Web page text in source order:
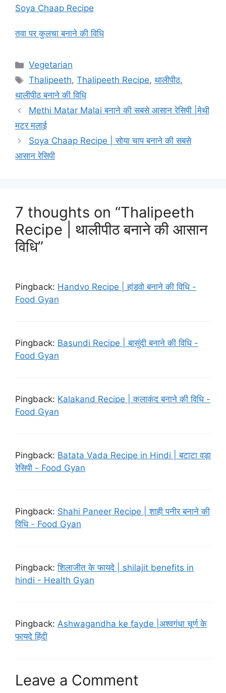
Soya Chaap Recipe
तवा पर कुलचा बनाने की विधि
Categories
Vegetarian
Tags
Thalipeeth,Thalipeeth Recipe,थालीपीठ,
थालीपीठ बनाने की विधि
Post
navigation
Methi Matar Malai बनाने की सबसे आसान रेसिपी |मेथी
मटर मलाई
Soya Chaap Recipe | सोया चाप बनाने की सबसे
आसान रेसिपी
7 thoughts on “Thalipeeth
Recipe | थालीपीठ बनाने की आसान
विधि”
Pingback: Handvo Recipe | हांडवो बनाने की विधि -
Food Gyan
Pingback: Basundi Recipe | बासुंदी बनाने की विधि -
Food Gyan
Pingback: Kalakand Recipe | कलाकंद बनाने की विधि -
Food Gyan
Pingback: Batata Vada Recipe in Hindi | बटाटा वड़ा
रेसिपी - Food Gyan
Pingback: Shahi Paneer Recipe | शाही पनीर बनाने की
विधि - Food Gyan
Pingback:शिलाजीत के फायदे | shilajit benefits in
hindi - Health Gyan
Pingback: Ashwagandha ke fayde |अश्वगंधा चूर्ण के
फायदे हिंदी
Leave a Comment